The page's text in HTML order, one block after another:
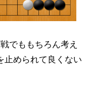
でももちろん考え
止められて良くない